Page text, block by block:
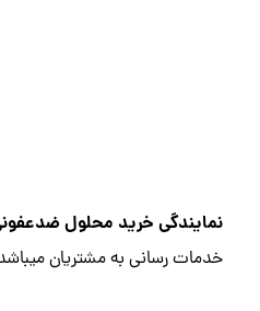
نمایندگی خرید محلول
خدمات رسانی به مشتریان